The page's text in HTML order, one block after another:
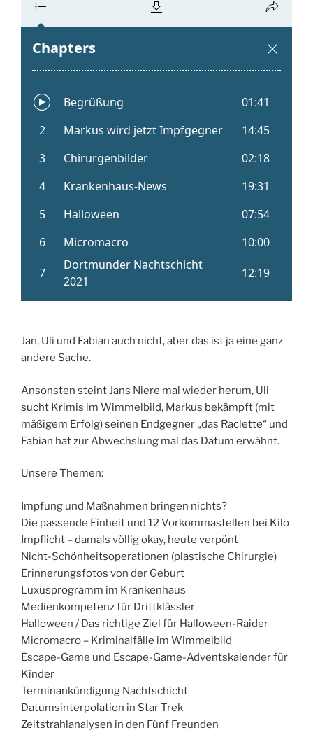
Jan, Uli und Fabian auch nicht, aber das ist ja eine ganz
andere Sache.
Ansonsten steint Jans Niere mal wieder herum, Uli
sucht Krimis im Wimmelbild, Markus bekämpft (mit
mäßigem Erfolg) seinen Endgegner „das Raclette“ und
Fabian hat zur Abwechslung mal das Datum erwähnt.
Unsere Themen:
Impfung und Maßnahmen bringen nichts?
Die passende Einheit und 12 Vorkommastellen bei Kilo
Impflicht – damals völlig okay, heute verpönt
Nicht-Schönheitsoperationen (plastische Chirurgie)
Erinnerungsfotos von der Geburt
Luxusprogramm im Krankenhaus
Medienkompetenz für Drittklässler
Halloween / Das richtige Ziel für Halloween-Raider
Micromacro – Kriminalfälle im Wimmelbild
Escape-Game und Escape-Game-Adventskalender für
Kinder
Terminankündigung Nachtschicht
Datumsinterpolation in Star Trek
Zeitstrahlanalysen in den Fünf Freunden